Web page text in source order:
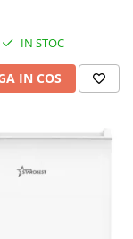
IN STOC
IN COS